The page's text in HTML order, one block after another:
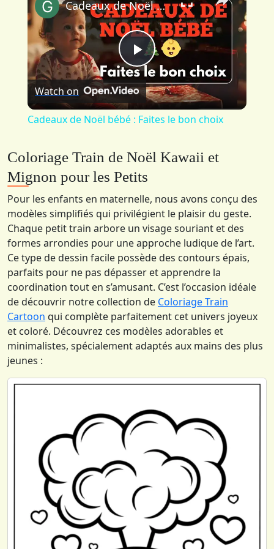
Play
Video
Cadeaux de Noël bébé : Faites le bon choix
Watch on
Cadeaux de Noël bébé : Faites le bon choix
Coloriage Train de Noël Kawaii et
Mignon pour les Petits
Pour les enfants en maternelle, nous avons conçu des
modèles simplifiés qui privilégient le plaisir du geste.
Chaque petit train arbore un visage souriant et des
formes arrondies pour une approche ludique de l’art.
Ce type de dessin facile possède des contours épais,
parfaits pour ne pas dépasser et apprendre la
coordination tout en s’amusant. C’est l’occasion idéale
de découvrir notre collection de Coloriage Train
Cartoon qui complète parfaitement cet univers joyeux
et coloré. Découvrez ces modèles adorables et
minimalistes, spécialement adaptés aux mains des plus
jeunes :